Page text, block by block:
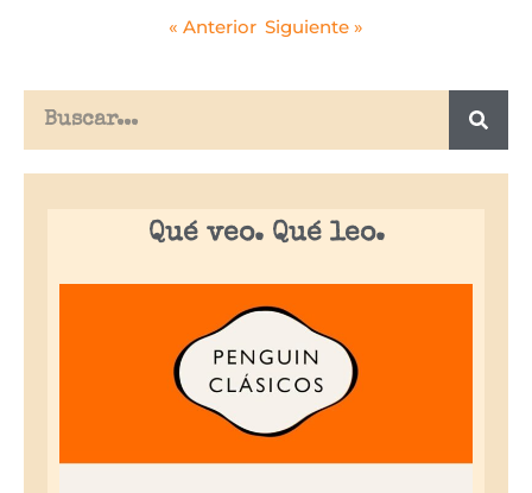
« Anterior Siguiente »
Qué veo. Qué leo.